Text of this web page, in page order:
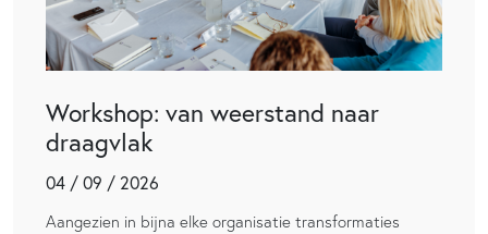
Workshop: van weerstand naar
draagvlak
04 / 09 / 2026
Aangezien in bijna elke organisatie transformaties